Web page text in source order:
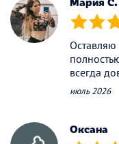
(*) (*)
Оставляю
всегда
июль 2026
Оксана